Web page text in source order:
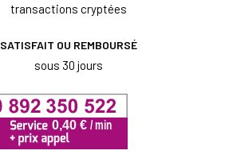
transactions cryptées
SATISFAIT OU REMBOURSÉ
sous 30 jours